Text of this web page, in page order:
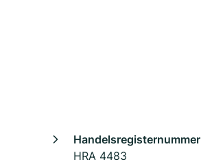
Handelsregisternummer
HRA 4483